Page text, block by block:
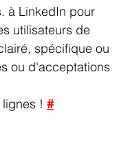
à LinkedIn pour
utilisateurs de
spécifique ou
ou d'acceptations
! #